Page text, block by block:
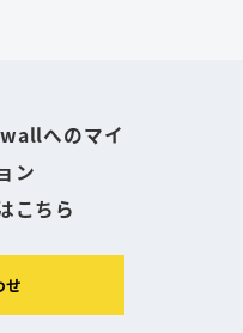
へのマイ
ン
こちら
せ